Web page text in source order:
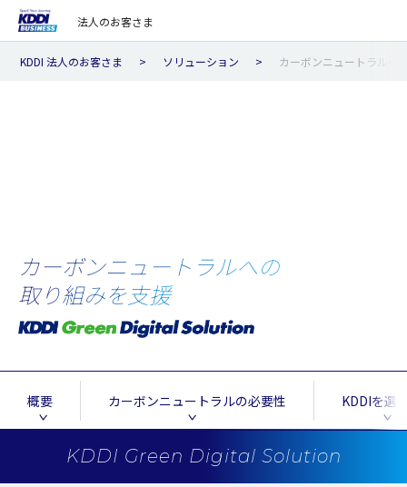
法人のお客さま
KDDI 法人のお客さま ソリューション カーボンニュートラルへ
カーボンニュートラルへの
取り組みを支援
概要 カーボンニュートラルの必要性 KDDIを選
KDDI Green Digital Solution